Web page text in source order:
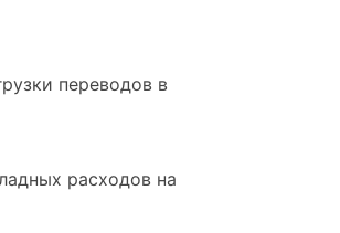
переводов в
расходов на